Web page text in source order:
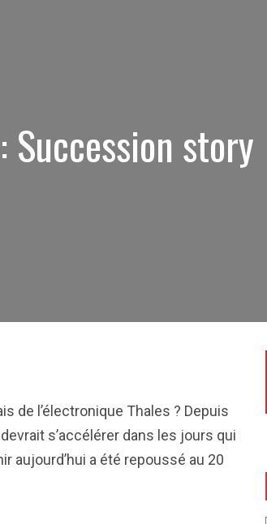
Succession story
de l’électronique Thales ? Depuis
s’accélérer dans les jours qui
aujourd’hui a été repoussé au 20